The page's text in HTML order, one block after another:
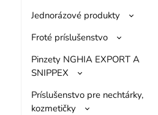
Jednorázové produkty
Froté príslušenstvo
Pinzety NGHIA EXPORT A
SNIPPEX
Príslušenstvo pre nechtárky,
kozmetičky